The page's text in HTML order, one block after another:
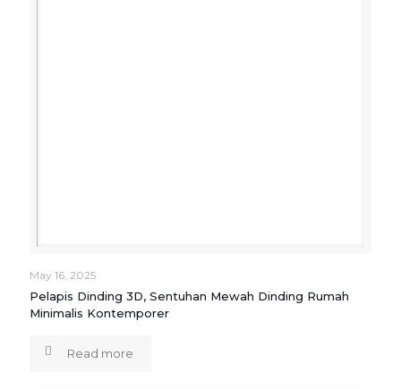
May 16, 2025
Pelapis Dinding 3D, Sentuhan Mewah Dinding Rumah
Minimalis Kontemporer
Read more